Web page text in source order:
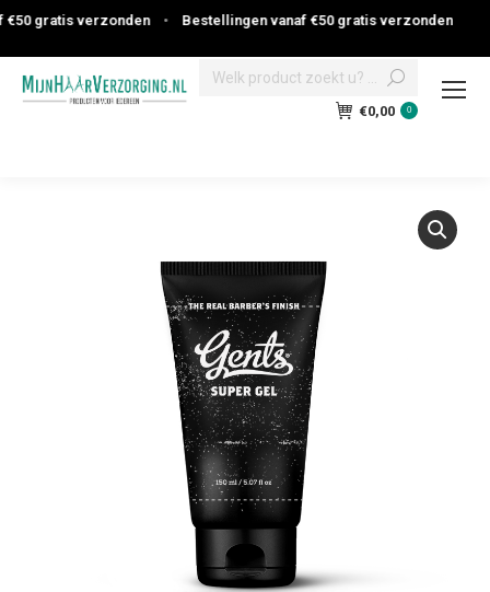
gratis verzonden • Bestellingen vanaf €50 gratis verzonden
Search:
€0,00 0